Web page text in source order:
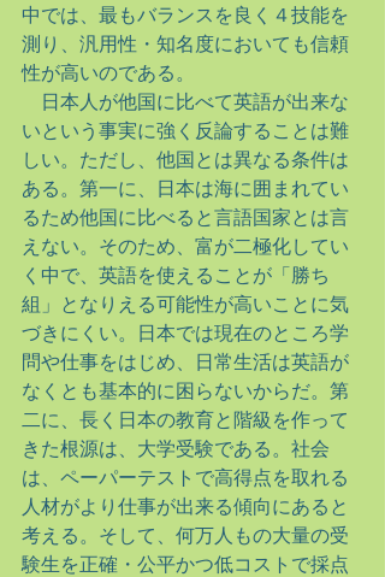
中では、最もバランスを良く４技能を
測り、汎用性・知名度においても信頼
性が高いのである。
日本人が他国に比べて英語が出来な
いという事実に強く反論することは難
しい。ただし、他国とは異なる条件は
ある。第一に、日本は海に囲まれてい
るため他国に比べると言語国家とは言
えない。そのため、富が二極化してい
く中で、英語を使えることが「勝ち
組」となりえる可能性が高いことに気
づきにくい。日本では現在のところ学
問や仕事をはじめ、日常生活は英語が
なくとも基本的に困らないからだ。第
二に、長く日本の教育と階級を作って
きた根源は、大学受験である。社会
は、ペーパーテストで高得点を取れる
人材がより仕事が出来る傾向にあると
考える。そして、何万人もの大量の受
験生を正確・公平かつ低コストで採点